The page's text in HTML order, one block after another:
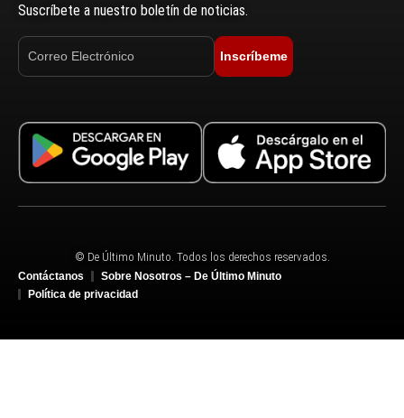
Suscríbete a nuestro boletín de noticias.
Inscríbeme
© De Último Minuto. Todos los derechos reservados.
Contáctanos
Sobre Nosotros – De Último Minuto
Política de privacidad